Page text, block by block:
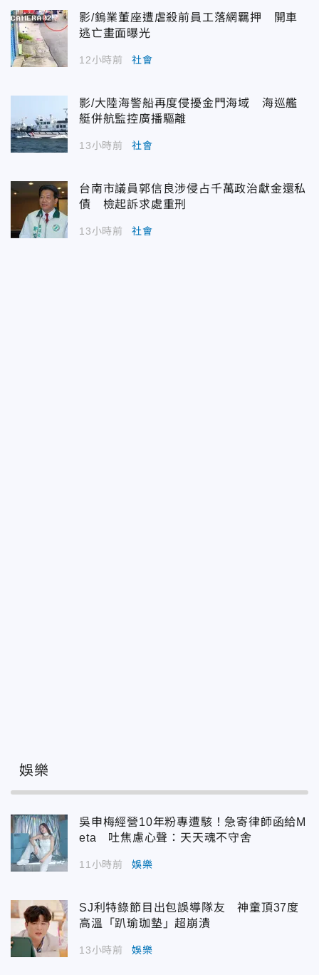
影/鎢業董座遭虐殺前員工落網羈押 開車
逃亡畫面曝光
12小時前 社會
影/大陸海警船再度侵擾金門海域 海巡艦
艇併航監控廣播驅離
13小時前 社會
台南市議員郭信良涉侵占千萬政治獻金還私
債 檢起訴求處重刑
13小時前 社會
娛樂
吳申梅經營10年粉專遭駭！急寄律師函給M
eta 吐焦慮心聲：天天魂不守舍
11小時前 娛樂
SJ利特錄節目出包誤導隊友 神童頂37度
高溫「趴瑜珈墊」超崩潰
13小時前 娛樂